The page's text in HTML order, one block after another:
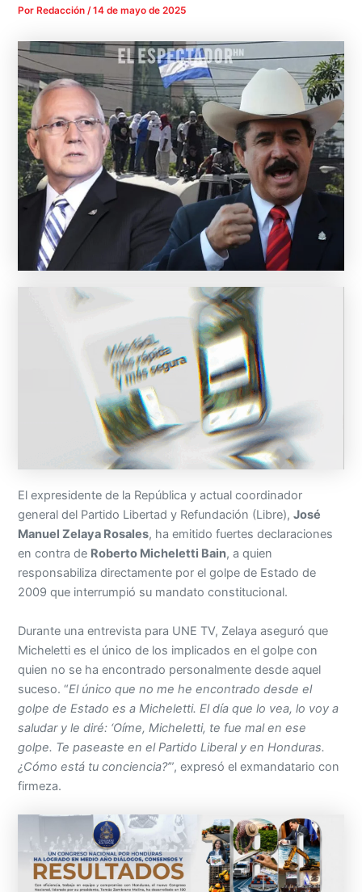
Por Redacción/14 de mayo de 2025
El expresidente de la República y actual coordinador
general del Partido Libertad y Refundación (Libre),José
Manuel Zelaya Rosales, ha emitido fuertes declaraciones
en contra de Roberto Micheletti Bain, a quien
responsabiliza directamente por el golpe de Estado de
2009 que interrumpió su mandato constitucional.
Durante una entrevista para UNE TV, Zelaya aseguró que
Micheletti es el único de los implicados en el golpe con
quien no se ha encontrado personalmente desde aquel
suceso. “El único que no me he encontrado desde el
golpe de Estado es a Micheletti. El día que lo vea, lo voy a
saludar y le diré: ‘Oíme, Micheletti, te fue mal en ese
golpe. Te paseaste en el Partido Liberal y en Honduras.
¿Cómo está tu conciencia?’”, expresó el exmandatario con
firmeza.